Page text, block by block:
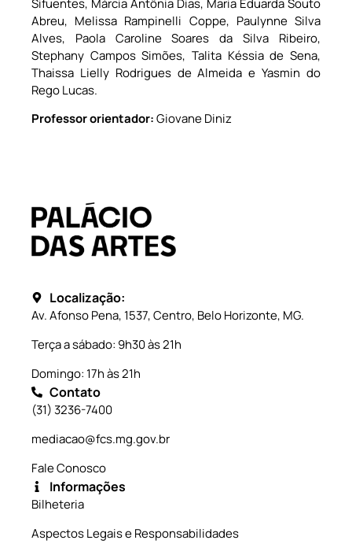
Sifuentes, Márcia Antônia Dias, Maria Eduarda Souto
Abreu, Melissa Rampinelli Coppe, Paulynne Silva
Alves, Paola Caroline Soares da Silva Ribeiro,
Stephany Campos Simões, Talita Késsia de Sena,
Thaissa Lielly Rodrigues de Almeida e Yasmin do
Rego Lucas.
Professor orientador:Giovane Diniz
Localização:
Av. Afonso Pena, 1537, Centro, Belo Horizonte, MG.
Terça a sábado: 9h30 às 21h
Domingo: 17h às 21h
Contato
(31) 3236-7400
mediacao@fcs.mg.gov.br
Fale Conosco
Informações
Bilheteria
Aspectos Legais e Responsabilidades